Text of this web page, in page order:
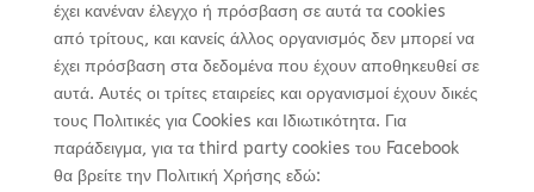
έχει κανέναν έλεγχο ή πρόσβαση σε αυτά τα cookies
από τρίτους, και κανείς άλλος οργανισμός δεν μπορεί να
έχει πρόσβαση στα δεδομένα που έχουν αποθηκευθεί σε
αυτά. Αυτές οι τρίτες εταιρείες και οργανισμοί έχουν δικές
τους Πολιτικές για Cookies και Ιδιωτικότητα. Για
παράδειγμα, για τα third party cookies του Facebook
θα βρείτε την Πολιτική Χρήσης εδώ: